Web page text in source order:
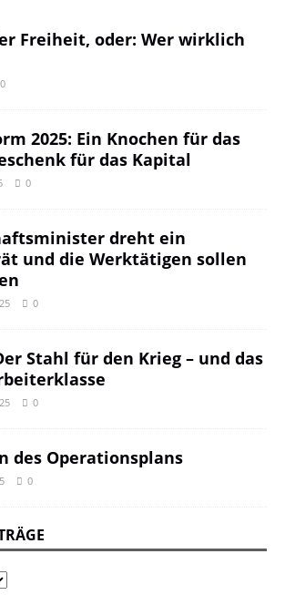
Freiheit, oder: Wer wirklich
0
2025: Ein Knochen für das
für das Kapital
0
dreht ein
und die Werktätigen sollen
0
Stahl für den Krieg – und das
0
des Operationsplans
0